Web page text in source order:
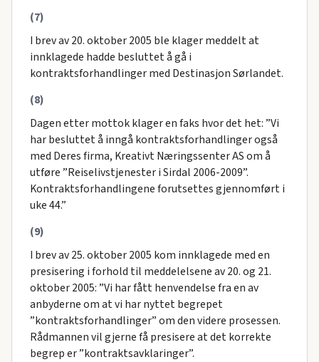
(7)
I brev av 20. oktober 2005 ble klager meddelt at
innklagede hadde besluttet å gå i
kontraktsforhandlinger med Destinasjon Sørlandet.
(8)
Dagen etter mottok klager en faks hvor det het: ”Vi
har besluttet å inngå kontraktsforhandlinger også
med Deres firma, Kreativt Næringssenter AS om å
utføre ”Reiselivstjenester i Sirdal 2006-2009”.
Kontraktsforhandlingene forutsettes gjennomført i
uke 44.”
(9)
I brev av 25. oktober 2005 kom innklagede med en
presisering i forhold til meddelelsene av 20. og 21.
oktober 2005: ”Vi har fått henvendelse fra en av
anbyderne om at vi har nyttet begrepet
”kontraktsforhandlinger” om den videre prosessen.
Rådmannen vil gjerne få presisere at det korrekte
begrep er ”kontraktsavklaringer”.